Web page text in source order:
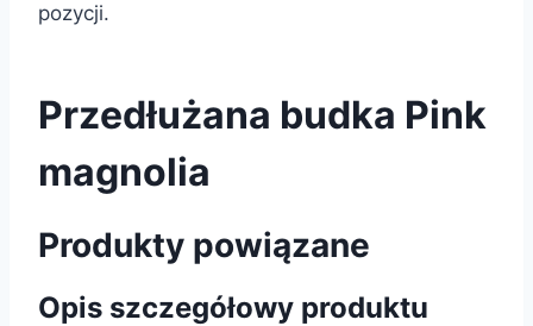
pozycji.
Przedłużana budka Pink
magnolia
Produkty powiązane
Opis szczegółowy produktu